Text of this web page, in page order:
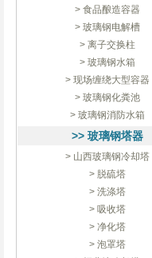
> 食品酿造容器
> 玻璃钢电解槽
> 离子交换柱
> 玻璃钢水箱
> 现场缠绕大型容器
> 玻璃钢化粪池
> 玻璃钢消防水箱
>> 玻璃钢塔器
> 山西玻璃钢冷却塔
> 脱硫塔
> 洗涤塔
> 吸收塔
> 净化塔
> 泡罩塔